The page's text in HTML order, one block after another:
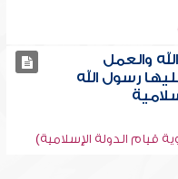
والعمل
رسول الله
قيام الدولة الإسلامية)